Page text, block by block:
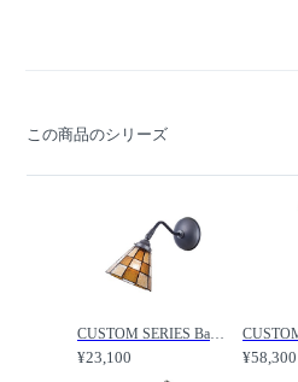
この商品のシリーズ
CUSTOM SERIES Basic Long Wall Lamp S × Stained Glass Checker / カスタムシリーズ ベーシックロングウォールランプ S × ステンドグラス（チェッカー） / FLYMEe Factory / フライミーファクトリー
¥23,100 ¥58,300